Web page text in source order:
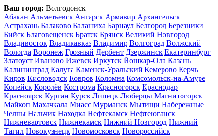
Ваш город: Волгодонск
Абакан Альметьевск Ангарск Армавир Архангельск
Астрахань Балаково Балашиха Барнаул Белгород Березники
Бийск Благовещенск Братск Брянск Великий Новгород
Владивосток Владикавказ Владимир Волгоград Волжский
Вологда Воронеж Грозный Дербент Дзержинск Екатеринбург
Златоуст Иваново Ижевск Иркутск Йошкар-Ола Казань
Калининград Калуга Каменск-Уральский Кемерово Керчь
Киров Кисловодск Ковров Коломна Комсомольск-на-Амуре
Копейск Королёв Кострома Красногорск Краснодар
Красноярск Курган Курск Липецк Люберцы Магнитогорск
Майкоп Махачкала Миасс Мурманск Мытищи Набережные
Челны Нальчик Находка Нефтекамск Нефтеюганск
Нижневартовск Нижнекамск Нижний Новгород Нижний
Тагил Новокузнецк Новомосковск Новороссийск